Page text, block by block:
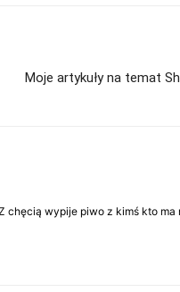
Moje artykuły na temat
chęcią wypije piwo z kimś kto ma